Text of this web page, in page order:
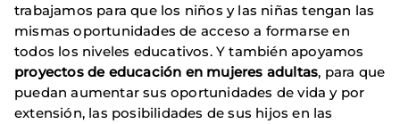
trabajamos para que los niños y las niñas tengan las
mismas oportunidades de acceso a formarse en
todos los niveles educativos. Y también apoyamos
proyectos de educación en mujeres adultas, para que
puedan aumentar sus oportunidades de vida y por
extensión, las posibilidades de sus hijos en las